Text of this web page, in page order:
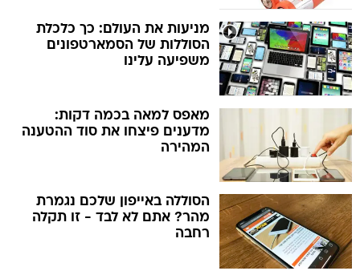
מניעות את העולם: כך כלכלת
הסוללות של הסמארטפונים
משפיעה עלינו
מאפס למאה בכמה דקות:
מדענים פיצחו את סוד ההטענה
המהירה
הסוללה באייפון שלכם נגמרת
מהר? אתם לא לבד - זו תקלה
רחבה